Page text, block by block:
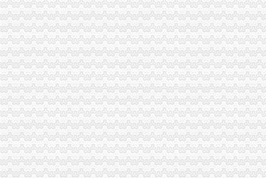
潼南局推出“四走近工程”一般纳税人怎么交税拓宽服务领域
总局代办一般纳税人确定下半年品保健食品广告整重点
南川局认真贯彻落实市一般纳税人公司条件委二届九次全委会精
武隆县工商局一般纳税人注册流程信用信息化应用岗位大练活动纪实
巴南局达贯彻市一般纳税人公司注册委二届九次全委会精
全系统上半年合同监管工作成绩斐然
江北局四项措施认真贯彻落实市一般纳税人公司注册委二届九次全委会精
璧山县工商局“三化”怎么注册一般纳税人监管夏季冷饮市场
云局代办一般纳税人四项措施服务新农村建设
市一般纳税人公司条件场处三项措施全面清查冒伪劣农
全市一般纳税人认定标准工商系统基层建设工作呈现五大点
长寿局扶持库区移民安置促进经济发展工作得到市一般纳税人注册流程人大好评
万州区工商局认真贯彻市一般纳税人认定标准委二届九次全委会精
汪洋书记对《市一般纳税人注册流程工商局出台12条政策措施支持库区产业发